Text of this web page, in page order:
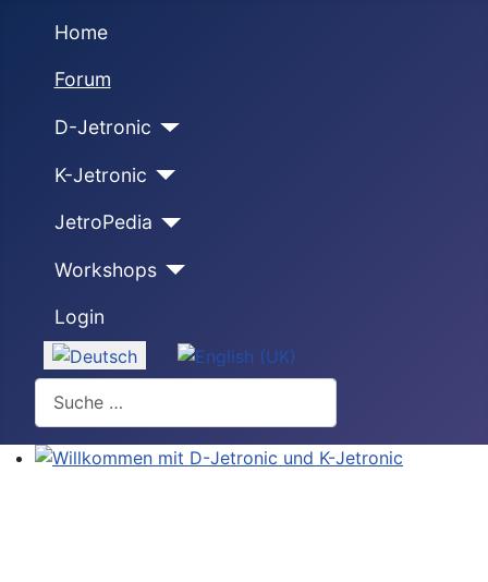
Home
Forum
D-Jetronic
K-Jetronic
JetroPedia
Workshops
Login
Sprache auswählen
Suchen